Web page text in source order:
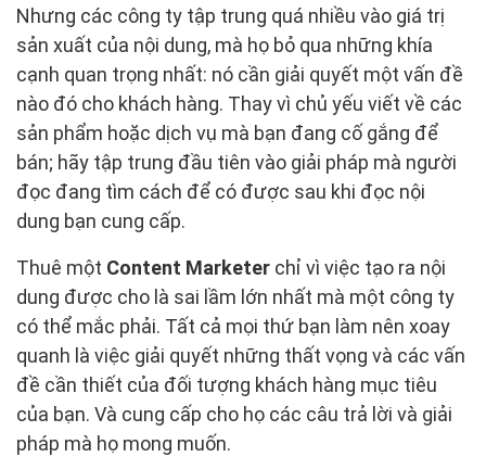
Nhưng các công ty tập trung quá nhiều vào giá trị
sản xuất của nội dung, mà họ bỏ qua những khía
cạnh quan trọng nhất: nó cần giải quyết một vấn đề
nào đó cho khách hàng. Thay vì chủ yếu viết về các
sản phẩm hoặc dịch vụ mà bạn đang cố gắng để
bán; hãy tập trung đầu tiên vào giải pháp mà người
đọc đang tìm cách để có được sau khi đọc nội
dung bạn cung cấp.
Thuê một Content Marketer chỉ vì việc tạo ra nội
dung được cho là sai lầm lớn nhất mà một công ty
có thể mắc phải. Tất cả mọi thứ bạn làm nên xoay
quanh là việc giải quyết những thất vọng và các vấn
đề cần thiết của đối tượng khách hàng mục tiêu
của bạn. Và cung cấp cho họ các câu trả lời và giải
pháp mà họ mong muốn.